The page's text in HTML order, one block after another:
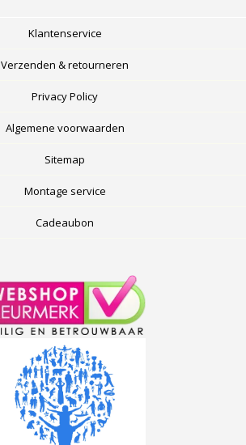
Klantenservice
Verzenden & retourneren
Privacy Policy
Algemene voorwaarden
Sitemap
Montage service
Cadeaubon